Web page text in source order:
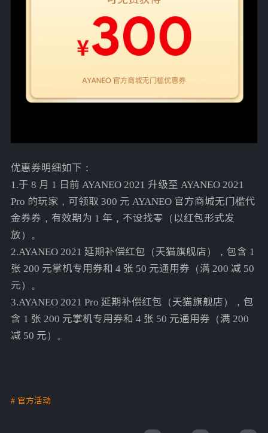
优惠券明细如下：
1.于 8 月 1 日前 AYANEO 2021 升级至 AYANEO 2021
Pro 的玩家，可领取 300 元 AYANEO 官方商城无门槛代
金券券，有效期为 1 年，不设找零（以红包形式发
放）。
2.AYANEO 2021 延期补偿红包（天猫旗舰店），包含 1
张 200 元掌机专用券和 4 张 50 元通用券（满 200 减 50
元）。
3.AYANEO 2021 Pro 延期补偿红包（天猫旗舰店），包
含 1 张 200 元掌机专用券和 4 张 50 元通用券（满 200
减 50 元）。
# 官方活动